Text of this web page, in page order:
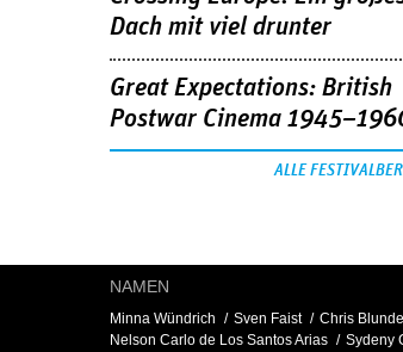
Dach mit viel drunter
Great Expectations: British
Postwar Cinema
ALLE
NAMEN
Minna Wündrich Sven Faist Chris
Nelson Carlo de Los Santos Arias
Sydeny